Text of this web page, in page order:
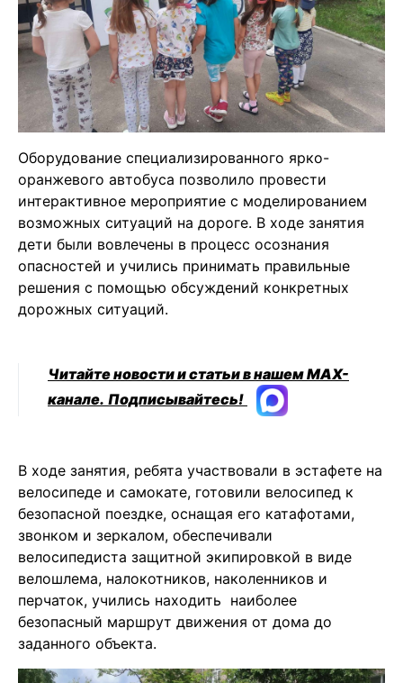
Оборудование специализированного ярко-
оранжевого автобуса позволило провести
интерактивное мероприятие с моделированием
возможных ситуаций на дороге. В ходе занятия
дети были вовлечены в процесс осознания
опасностей и учились принимать правильные
решения с помощью обсуждений конкретных
дорожных ситуаций.
Читайте новости и статьи в нашем MAX-
канале. Подписывайтесь!
В ходе занятия, ребята участвовали в эстафете на
велосипеде и самокате, готовили велосипед к
безопасной поездке, оснащая его катафотами,
звонком и зеркалом, обеспечивали
велосипедиста защитной экипировкой в виде
велошлема, налокотников, наколенников и
перчаток, учились находить наиболее
безопасный маршрут движения от дома до
заданного объекта.